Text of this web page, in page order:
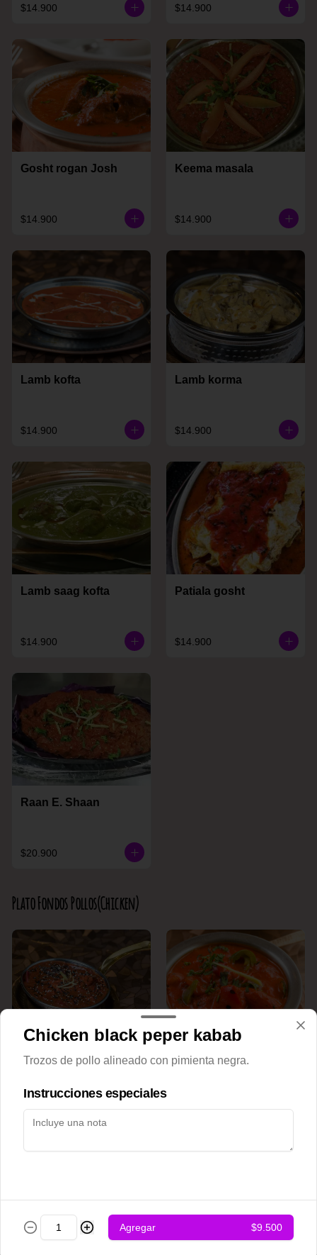
$14.900 $14.900
Gosht rogan Josh
$14.900
Keema masala
$14.900
Lamb kofta
$14.900
Lamb korma
$14.900
Lamb saag kofta
$14.900
Patiala gosht
$14.900
Raan E. Shaan
$20.900
Plato Fondos Pollos(Chicken)
Achari chicken
$12.500
Adraki chicken
$12.500
Chicken black peper kabab
Trozos de pollo alineado con pimienta negra.
Instrucciones especiales
Agregar $9.500